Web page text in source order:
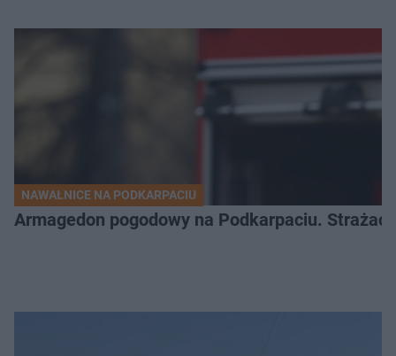
NAWAŁNICE NA PODKARPACIU
Armagedon pogodowy na Podkarpaciu.